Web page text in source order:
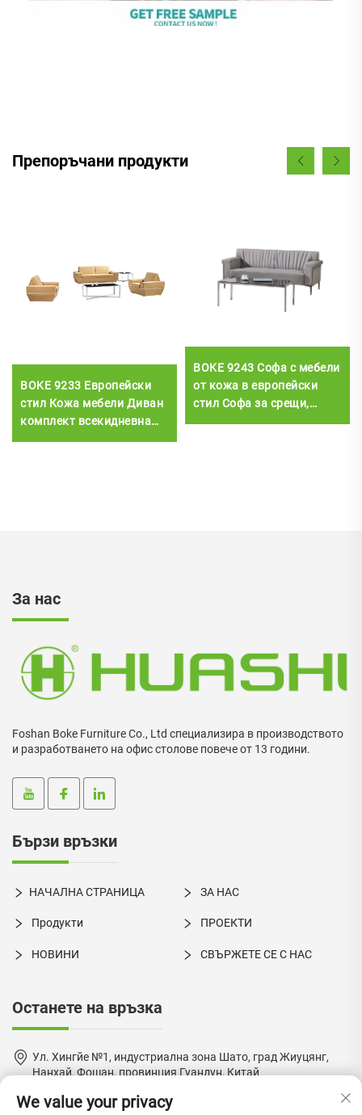
Препоръчани продукти
BOKE 9233 Европейски
стил Кожа мебели Диван
комплект всекидневна
BOKE 9243 Софа с мебели
от кожа в европейски
стил Софа за срещи,
За нас
Foshan Boke Furniture Co., Ltd специализира в производството
и разработването на офис столове повече от 13 години.
Бързи връзки
НАЧАЛНА СТРАНИЦА ЗА НАС
Продукти ПРОЕКТИ
НОВИНИ СВЪРЖЕТЕ СЕ С НАС
Останете на връзка
Ул. Хингйе №1, индустриална зона Шато, град Жиуцянг,
Нанхай, Фошан, провинция Гуандун, Китай
+86-18924550960
We value your privacy